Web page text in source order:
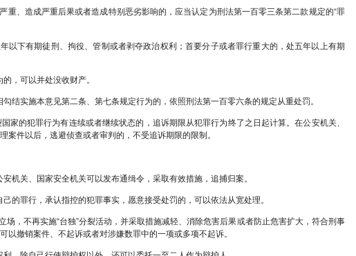
、团体、人员的；
台湾从中国分裂出去的行为。
犯罪集团中起组织、策划、指挥作用的，应当认定为刑法第一百
二条规定的行为，具有下列情形之一的，应当认定为刑法第一
施“台独”分裂组织主要分裂活动的；
”分裂活动后果严重、影响恶劣的；
独”分裂活动中起重大作用的。
二条规定的行为，具有下列情形之一的，应当认定为刑法第一